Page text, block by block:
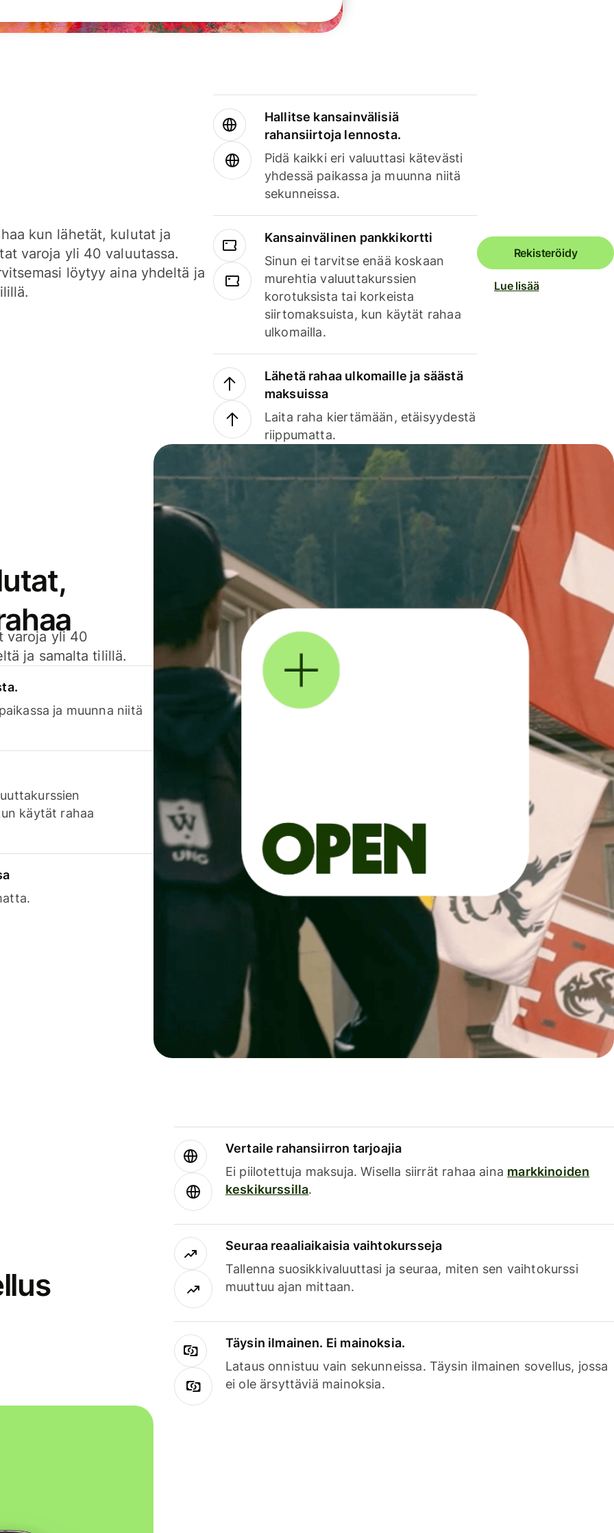
kun lähetät, kulutat ja
varoja yli 40 valuutassa.
löytyy aina yhdeltä ja
Hallitse kansainvälisiä
rahansiirtoja lennosta.
Pidä kaikki eri valuuttasi kätevästi
yhdessä paikassa ja muunna niitä
sekunneissa.
Kansainvälinen pankkikortti
Sinun ei tarvitse enää koskaan
murehtia valuuttakurssien
korotuksista tai korkeista
siirtomaksuista, kun käytät rahaa
ulkomailla.
Lähetä rahaa ulkomaille ja säästä
maksuissa
Laita raha kiertämään, etäisyydestä
riippumatta.
Rekisteröidy
Lue lisää
varoja yli 40
ja samalta tilillä.
ja muunna niitä
käytät rahaa
Vertaile rahansiirron tarjoajia
Ei piilotettuja maksuja. Wisella siirrät rahaa aina markkinoiden
keskikurssilla.
Seuraa reaaliaikaisia vaihtokursseja
Tallenna suosikkivaluuttasi ja seuraa, miten sen vaihtokurssi
muuttuu ajan mittaan.
Täysin ilmainen. Ei mainoksia.
Lataus onnistuu vain sekunneissa. Täysin ilmainen sovellus, jossa
ei ole ärsyttäviä mainoksia.